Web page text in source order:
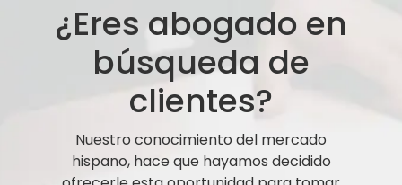
¿Eres abogado en
búsqueda de
clientes?
Nuestro conocimiento del mercado
hispano, hace que hayamos decidido